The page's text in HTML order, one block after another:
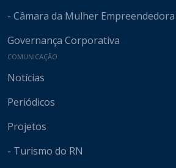
- Câmara da Mulher Empreendedora
Governança Corporativa
COMUNICAÇÃO
Notícias
Periódicos
Projetos
- Turismo do RN